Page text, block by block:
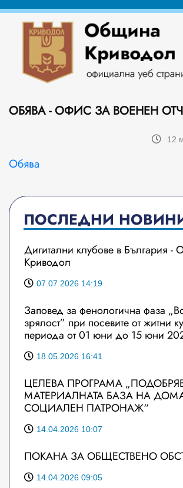
ОБЯВА - ОФИС ЗА ВОЕНЕН
12
Обява
ПОСЛЕДНИ
Дигитални клубове в България -
Криводол
07.07.2026 14:19
Заповед за фенологична фаза
зрялост” при посевите от житни
периода от 01 юни до 15 юни
18.05.2026 16:41
ЦЕЛЕВА ПРОГРАМА
МАТЕРИАЛНАТА БАЗА НА
СОЦИАЛЕН ПАТРОНАЖ“
14.04.2026 10:07
ПОКАНА ЗА ОБЩЕСТВЕНО
14.04.2026 09:05